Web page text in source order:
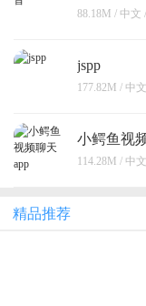
88.18M / 中文
jspp
177.82M / 中
小鳄鱼视
114.28M / 中
精品推荐